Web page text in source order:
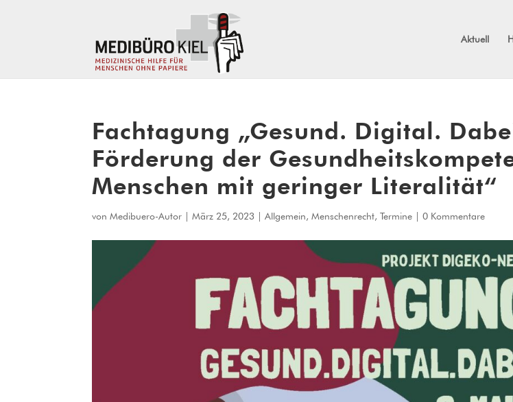
Aktuell
Fachtagung „Gesund. Digital.
Förderung der
Menschen mit geringer Literalität“
vonMedibuero-Autor |März 25, 2023 |Allgemein,Menschenrecht,Termine |0 Kommentare